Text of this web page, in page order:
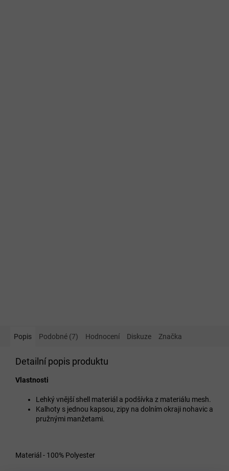
Popis Podobné (7) Hodnocení Diskuze Značka
Detailní popis produktu
Vlastnosti
Lehký vnější shell materiál a podšívka z materiálu mesh.
Kalhoty s jednou kapsou, zipy na dolním okraji nohavic a
pružnými manžetami.
Materiál - 100% Polyester